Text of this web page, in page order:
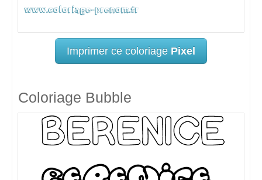
Imprimer ce coloriage Pixel
Coloriage Bubble